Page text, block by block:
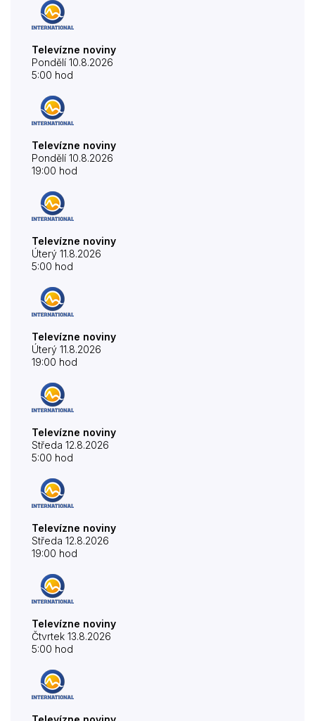
Televízne noviny
Pondělí 10.8.2026
5:00 hod
Televízne noviny
Pondělí 10.8.2026
19:00 hod
Televízne noviny
Úterý 11.8.2026
5:00 hod
Televízne noviny
Úterý 11.8.2026
19:00 hod
Televízne noviny
Středa 12.8.2026
5:00 hod
Televízne noviny
Středa 12.8.2026
19:00 hod
Televízne noviny
Čtvrtek 13.8.2026
5:00 hod